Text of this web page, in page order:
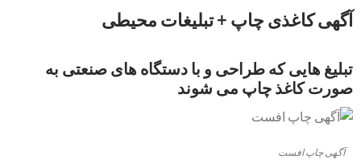
آگهی کاغذی چاپ + تبلیغات محیطی
تبلیغ هایی که طراحی و با دستگاه های صنعتی به
صورت کاغذ چاپ می شوند
آگهی چاپ افست